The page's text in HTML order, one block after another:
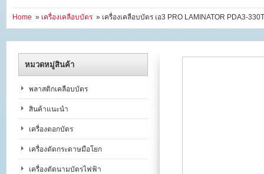
Home » เครื่องเคลือบบัตร » เครื่องเคลือบบัตร เอ3 PRO LAMINATOR PDA3-330T
หมวดหมู่สินค้า
พลาสติกเคลือบบัตร
สินค้าแนะนำ
เครื่องตอกบัตร
เครื่องตัดกระดาษมือโยก
เครื่องตัดนามบัตรไฟฟ้า